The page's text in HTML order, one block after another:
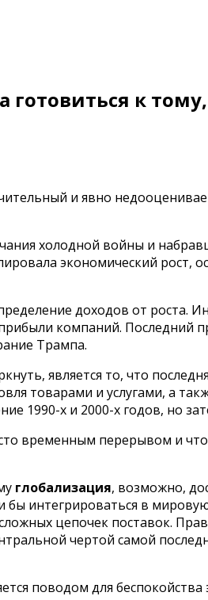
готовиться к
и явно
холодной войны и
экономический
доходов от
компаний. Последний
Трампа.
является то, что
товарами и услугами, а
1990-х и 2000-х годов, но
временным перерывом и
глобализация, возможно,
интегрироваться в
цепочек поставок.
чертой самой
поводом для